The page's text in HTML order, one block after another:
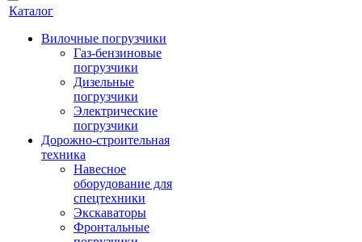
Каталог
Вилочные погрузчики
Газ-бензиновые
погрузчики
Дизельные
погрузчики
Электрические
погрузчики
Дорожно-строительная
техника
Навесное
оборудование для
спецтехники
Экскаваторы
Фронтальные